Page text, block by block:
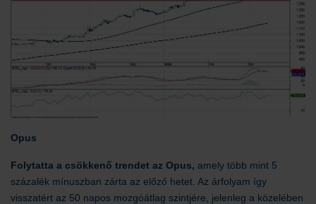
Opus
Folytatta a csökkenő trendet az Opus, amely több mint 5
százalék mínuszban zárta az előző hetet. Az árfolyam így
visszatért az 50 napos mozgóátlag szintjére, jelenleg a közelében